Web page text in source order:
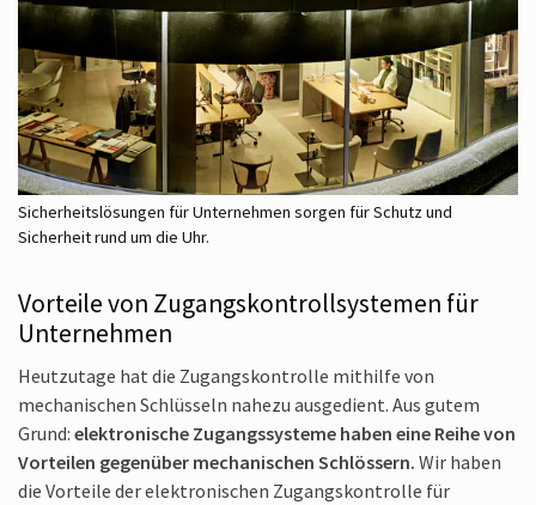
Sicherheitslösungen für Unternehmen sorgen für Schutz und
Sicherheit rund um die Uhr.
Vorteile von Zugangskontroll­systemen für
Unternehmen
Heutzutage hat die Zugangs­kontrolle mithilfe von
mechanischen Schlüsseln nahezu ausgedient. Aus gutem
Grund: elektronische Zugangs­systeme haben eine Reihe von
Vorteilen gegenüber mechanischen Schlössern. Wir haben
die Vorteile der elektronischen Zugangs­kontrolle für